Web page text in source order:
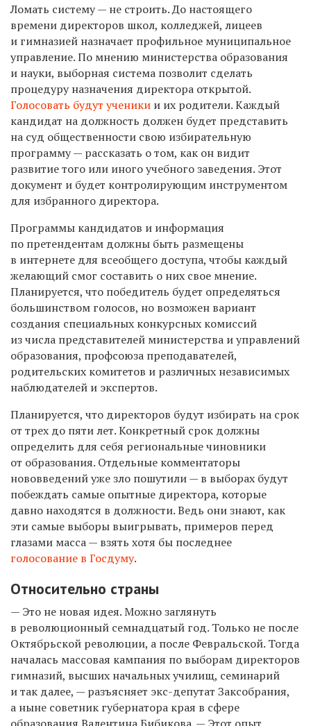
Ломать систему — не строить. До настоящего
времени директоров школ, колледжей, лицеев
и гимназией назначает профильное муниципальное
управление. По мнению министерства образования
и науки, выборная система позволит сделать
процедуру назначения директора открытой.
Голосовать будут ученики и их родители. Каждый
кандидат на должность должен будет представить
на суд общественности свою избирательную
программу — рассказать о том, как он видит
развитие того или иного учебного заведения. Этот
документ и будет контролирующим инструментом
для избранного директора.
Программы кандидатов и информация
по претендентам должны быть размещены
в интернете для всеобщего доступа, чтобы каждый
желающий смог составить о них свое мнение.
Планируется, что победитель будет определяться
большинством голосов, но возможен вариант
создания специальных конкурсных комиссий
из числа представителей министерства и управлений
образования, профсоюза преподавателей,
родительских комитетов и различных независимых
наблюдателей и экспертов.
Планируется, что директоров будут избирать на срок
от трех до пяти лет. Конкретный срок должны
определить для себя региональные чиновники
от образования. Отдельные комментаторы
нововведений уже зло пошутили — в выборах будут
побеждать самые опытные директора, которые
давно находятся в должности. Ведь они знают, как
эти самые выборы выигрывать, примеров перед
глазами масса — взять хотя бы последнее
голосование в Госдуму.
Относительно страны
— Это не новая идея. Можно заглянуть
в революционный семнадцатый год. Только не после
Октябрьской революции, а после Февральской. Тогда
началась массовая кампания по выборам директоров
гимназий, высших начальных училищ, семинарий
и так далее, — разъясняет экс-депутат Заксобрания,
а ныне советник губернатора края в сфере
образования Валентина Бибикова. — Этот опыт